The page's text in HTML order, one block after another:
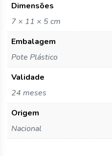
Dimensões
7 × 11 × 5 cm
Embalagem
Pote Plástico
Validade
24 meses
Origem
Nacional